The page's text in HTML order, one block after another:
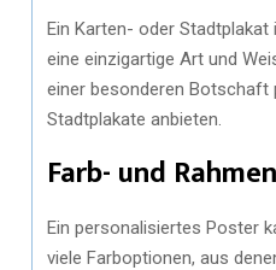
Ein Karten- oder
eine einzigartige Art und
einer besonderen Botschaft
Stadtplakate anbieten.
Farb- und
Ein personalisiertes Poster
viele Farboptionen, aus